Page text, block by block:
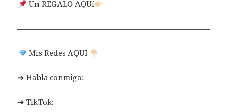
Un REGALO AQUí
—————————————————————————
Mis Redes AQUÍ
➜ Habla conmigo:
➜ TikTok: